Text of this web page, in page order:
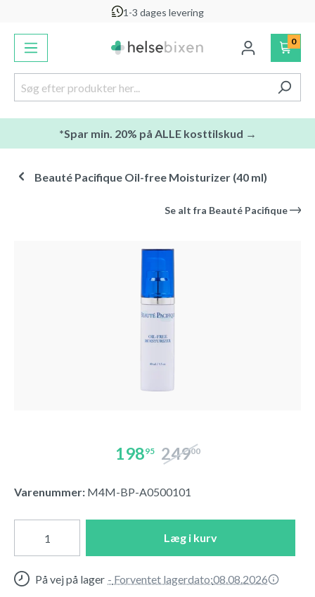
1-3 dages levering
0
*Spar min. 20% på ALLE kosttilskud →
Beauté Pacifique Oil-free Moisturizer (40 ml)
Se alt fra Beauté Pacifique
19895 24900
Varenummer: M4M-BP-A0500101
Læg i kurv
På vej på lager - Forventet lagerdato:08.08.2026